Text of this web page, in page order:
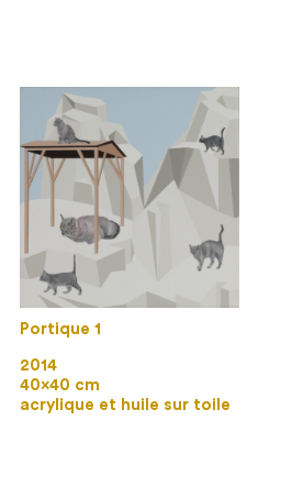
Portique 1
2014
40×40 cm
acrylique et huile sur toile